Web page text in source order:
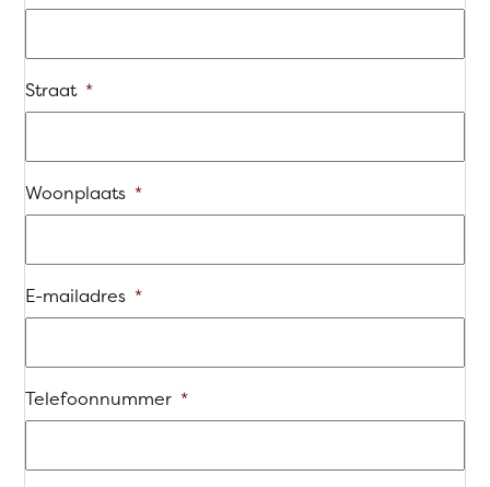
Straat *
Woonplaats *
E-mailadres *
Telefoonnummer *